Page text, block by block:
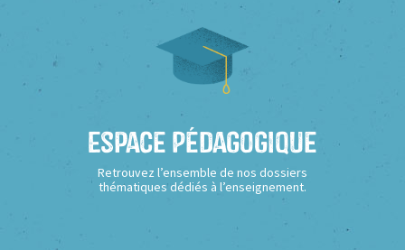
Espace Pédagogique
Retrouvez l’ensemble de nos dossiers
thématiques dédiés à l’enseignement.